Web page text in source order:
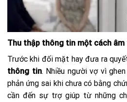
Thu thập thông tin một cách âm
Trước khi đối mặt hay đưa ra
thông tin. Nhiều người vợ vì
phản ứng sai khi chưa có bằng
cần đến sự trợ giúp từ những